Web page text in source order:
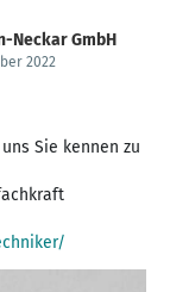
Neckar GmbH
2022
Sie kennen zu